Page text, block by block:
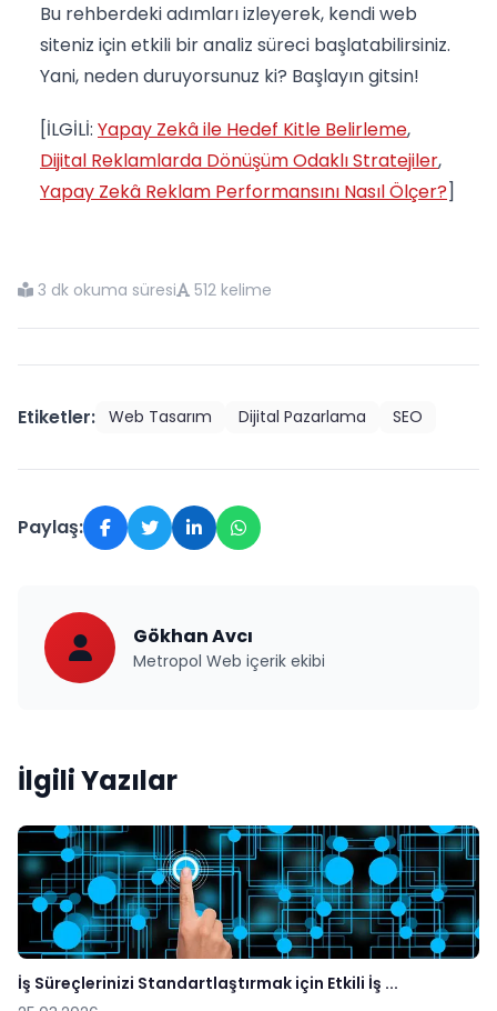
Bu rehberdeki adımları izleyerek, kendi web
siteniz için etkili bir analiz süreci başlatabilirsiniz.
Yani, neden duruyorsunuz ki? Başlayın gitsin!
[İLGİLİ: Yapay Zekâ ile Hedef Kitle Belirleme,
Dijital Reklamlarda Dönüşüm Odaklı Stratejiler,
Yapay Zekâ Reklam Performansını Nasıl Ölçer?]
3 dk okuma süresi 512 kelime
Etiketler: Web Tasarım Dijital Pazarlama SEO
Paylaş:
Gökhan Avcı
Metropol Web içerik ekibi
İlgili Yazılar
İş Süreçlerinizi Standartlaştırmak için Etkili İş ...